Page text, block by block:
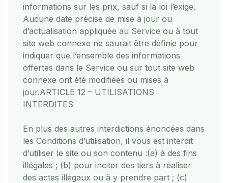
informations sur les prix, sauf si la loi l’exige.
Aucune date précise de mise à jour ou
d’actualisation appliquée au Service ou à tout
site web connexe ne saurait être définie pour
indiquer que l’ensemble des informations
offertes dans le Service ou sur tout site web
connexe ont été modifiées ou mises à
jour.ARTICLE 12 – UTILISATIONS
INTERDITES
En plus des autres interdictions énoncées dans
les Conditions d’utilisation, il vous est interdit
d’utiliser le site ou son contenu :(a) à des fins
illégales ; (b) pour inciter des tiers à réaliser
des actes illégaux ou à y prendre part ; (c)